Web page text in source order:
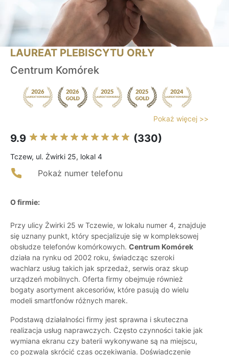
LAUREAT PLEBISCYTU ORŁY
Centrum Komórek
Pokaż więcej >>
9.9 (330)
Tczew, ul. Żwirki 25, lokal 4
Pokaż numer telefonu
O firmie:
Przy ulicy Żwirki 25 w Tczewie, w lokalu numer 4, znajduje
się uznany punkt, który specjalizuje się w kompleksowej
obsłudze telefonów komórkowych. Centrum Komórek
działa na rynku od 2002 roku, świadcząc szeroki
wachlarz usług takich jak sprzedaż, serwis oraz skup
urządzeń mobilnych. Oferta firmy obejmuje również
bogaty asortyment akcesoriów, które pasują do wielu
modeli smartfonów różnych marek.
Podstawą działalności firmy jest sprawna i skuteczna
realizacja usług naprawczych. Często czynności takie jak
wymiana ekranu czy baterii wykonywane są na miejscu,
co pozwala skrócić czas oczekiwania. Doświadczenie